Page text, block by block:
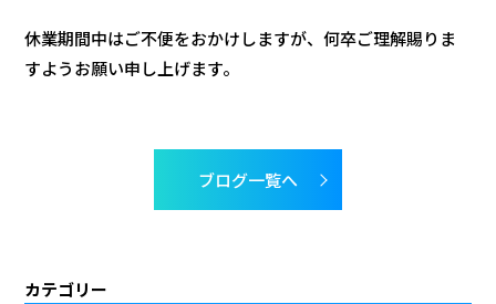
休業期間中はご不便をおかけしますが、何卒ご理解賜りま
すようお願い申し上げます。
ブログ一覧へ
カテゴリー